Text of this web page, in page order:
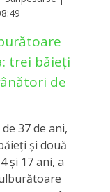
trei băieți
de
37 de ani,
şi două
şi 17 ani, a